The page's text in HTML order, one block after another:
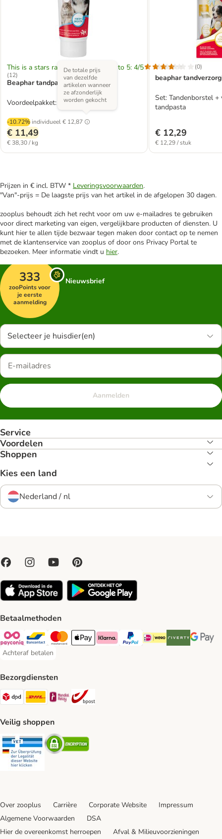
This is a stars rating area from zero to 5: 4/5
(12)
Beaphar tandpasta Lever
Voordeelpakket: 3 x 100 g
-10.72% individueel€ 12,87
De totale prijs
van dezelfde
artikelen wanneer
ze afzonderlijk
worden gekocht
€ 11,49
€ 38,30 / kg
(0)
beaphar
Set: Tandenborstel
tandpasta
€ 12,29
€ 12,29 / stuk
Prijzen in € incl. BTW * Leveringsvoorwaarden.
"Van"-prijs = De laagste prijs van het artikel in de afgelopen 30 dagen.
zooplus behoudt zich het recht voor om uw e-mailadres te gebruiken
voor direct marketing van eigen, vergelijkbare producten of diensten. U
kunt hier te allen tijde bezwaar tegen maken door contact op te nemen
met de klantenservice van zooplus of door ons Privacy Portal te
bezoeken. Meer informatie vindt u hier.
333
zooPoints voor
je eerste
aanmelding
Nieuwsbrief
Selecteer je huisdier(en)
Aanmelden
Service
Voordelen
Shoppen
Kies een land
Nederland / nl
Betaalmethoden
Payconiq Payment Method
Bancontact Payment Method
Mastercard Payment Method
Apple Pay Payment Method
Klarna Payment Method
PayPal Payment Method
iDeal Payment Method
Riverty Payment
Google
Achteraf betalen
Achteraf betalen Payment Method
Bezorgdiensten
Dpd Shipping Method
DHL Shipping Method
Mondial Relay Shipping Method
Veilig shoppen
Security Security
Over zooplus Carrière Corporate Website
Impressum
Algemene Voorwaarden
DSA
Hier de overeenkomst herroepen
Afval & Milieuvoorzieningen